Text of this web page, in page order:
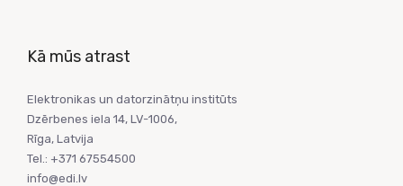
Kā mūs atrast
Elektronikas un datorzinātņu institūts
Dzērbenes iela 14, LV-1006,
Rīga, Latvija
Tel.: +371 67554500
info@edi.lv